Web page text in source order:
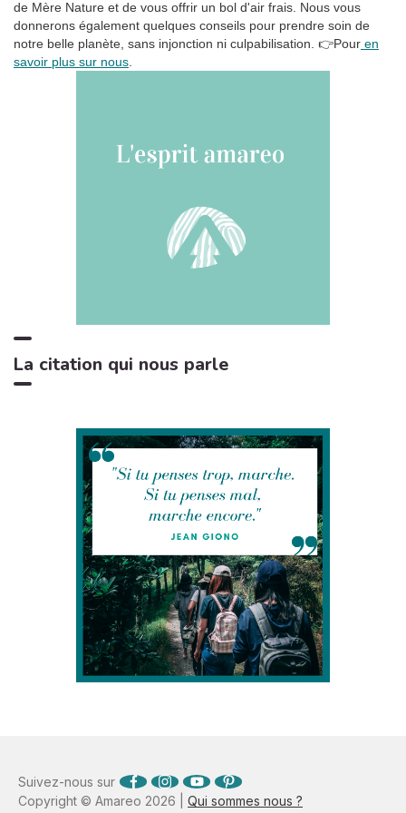
6 La tempête tropicale à l'horizon
Somnolent Jean
1:42
de Mère Nature et de vous offrir un bol d'air frais. Nous vous
donnerons également quelques conseils pour prendre soin de
notre belle planète, sans injonction ni culpabilisation. 👉Pour en
savoir plus sur nous
La citation qui nous parle
Copyright © Amareo 2026 | Qui sommes nous ?
Suivez-nous sur